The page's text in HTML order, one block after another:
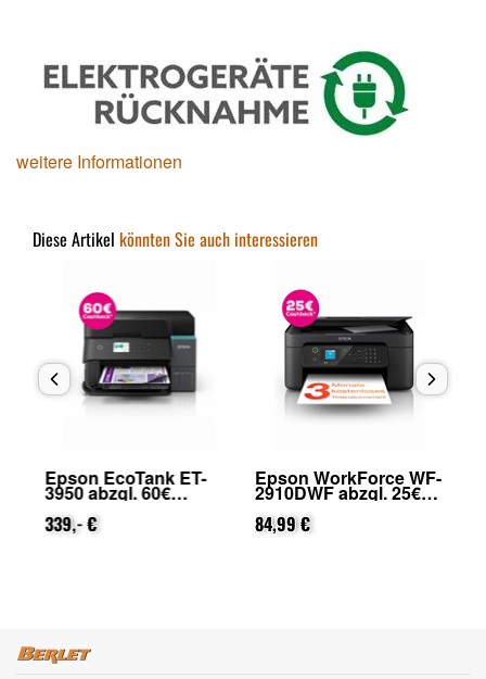
weitere Informationen
Diese Artikel könnten Sie auch interessieren
Epson EcoTank ET-
3950 abzgl. 60€
Cashback (von Epson
nach Registrierung)
339,- €
Epson WorkForce WF-
2910DWF abzgl. 25€
Cashback (von Epson
nach Registrierung)
84,99 €